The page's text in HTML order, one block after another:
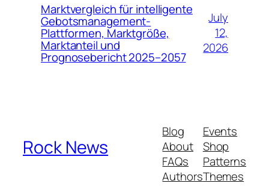
Marktvergleich für intelligente
Gebotsmanagement-
Plattformen, Marktgröße,
Marktanteil und
Prognosebericht 2025–2057
July
12,
2026
Rock News
Blog
About
FAQs
Authors
Events
Shop
Patterns
Themes